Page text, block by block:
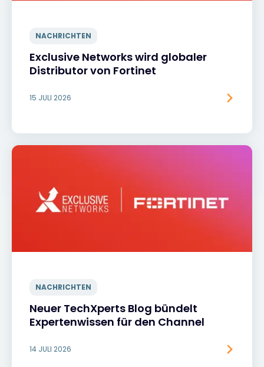
NACHRICHTEN
Exclusive Networks wird globaler
Distributor von Fortinet
15 JULI 2026
NACHRICHTEN
Neuer TechXperts Blog bündelt
Expertenwissen für den Channel
14 JULI 2026